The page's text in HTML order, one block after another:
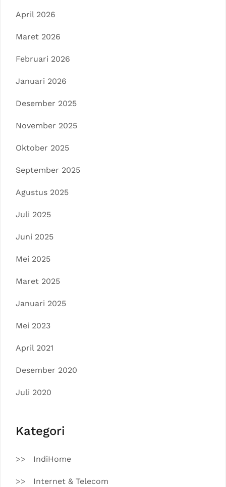
April 2026
Maret 2026
Februari 2026
Januari 2026
Desember 2025
November 2025
Oktober 2025
September 2025
Agustus 2025
Juli 2025
Juni 2025
Mei 2025
Maret 2025
Januari 2025
Mei 2023
April 2021
Desember 2020
Juli 2020
Kategori
IndiHome
Internet & Telecom